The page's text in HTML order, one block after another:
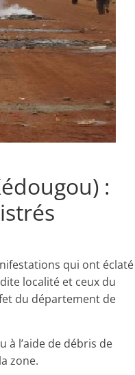
:
qui ont éclaté
localité et ceux du
du département de
à l’aide de débris de
zone.